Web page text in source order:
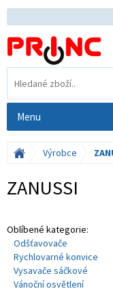
Menu
Výrobce
ZANUSSI
Oblíbené kategorie:
Odšťavovače
Rychlovarné konvice
Vysavače sáčkové
Vánoční osvětlení